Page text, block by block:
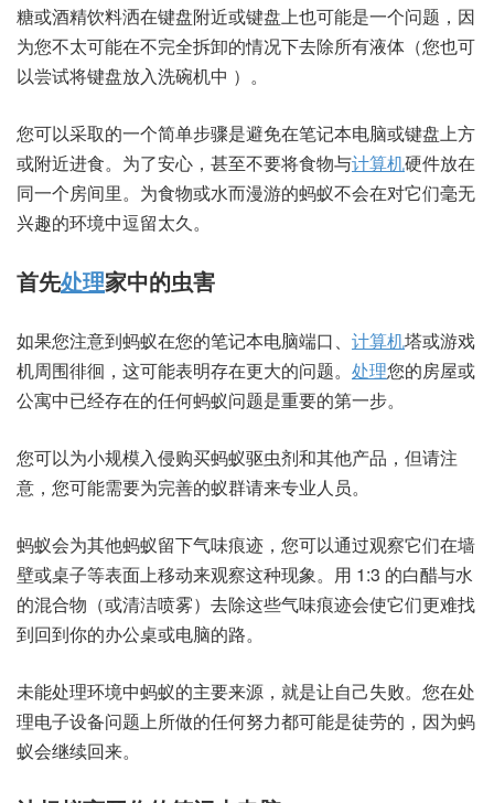
糖或酒精饮料洒在键盘附近或键盘上也可能是一个问题，因
为您不太可能在不完全拆卸的情况下去除所有液体（您也可
以尝试将键盘放入洗碗机中 ）。
您可以采取的一个简单步骤是避免在笔记本电脑或键盘上方
或附近进食。为了安心，甚至不要将食物与计算机硬件放在
同一个房间里。为食物或水而漫游的蚂蚁不会在对它们毫无
兴趣的环境中逗留太久。
首先处理家中的虫害
如果您注意到蚂蚁在您的笔记本电脑端口、 计算机塔或游戏
机周围徘徊，这可能表明存在更大的问题。 处理您的房屋或
公寓中已经存在的任何蚂蚁问题是重要的第一步。
您可以为小规模入侵购买蚂蚁驱虫剂和其他产品，但请注
意，您可能需要为完善的蚁群请来专业人员。
蚂蚁会为其他蚂蚁留下气味痕迹，您可以通过观察它们在墙
壁或桌子等表面上移动来观察这种现象。用 1:3 的白醋与水
的混合物（或清洁喷雾）去除这些气味痕迹会使它们更难找
到回到你的办公桌或电脑的路。
未能处理环境中蚂蚁的主要来源，就是让自己失败。您在处
理电子设备问题上所做的任何努力都可能是徒劳的，因为蚂
蚁会继续回来。